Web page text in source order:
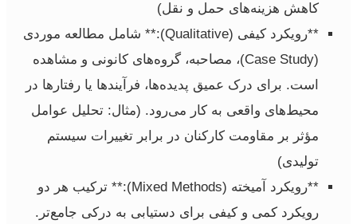
کاهش هزینه‌های حمل و نقل)
**رویکرد کیفی (Qualitative):** شامل مطالعه موردی
(Case Study)، مصاحبه، گروه‌های کانونی و مشاهده
است. برای درک عمیق پدیده‌ها، فرآیندها یا رفتارها در
محیط‌های واقعی به کار می‌رود. (مثال: تحلیل عوامل
مؤثر بر مقاومت کارکنان در برابر تغییرات سیستم
تولیدی)
**رویکرد آمیخته (Mixed Methods):** ترکیب هر دو
رویکرد کمی و کیفی برای دستیابی به درکی جامع‌تر.